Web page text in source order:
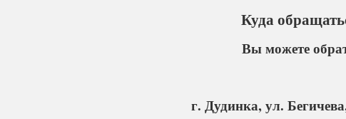
Куда
Вы можете
г. Дудинка, ул.